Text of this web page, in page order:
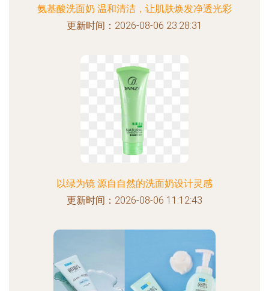
氨基酸洗面奶 温和清洁，让肌肤焕发净透光彩
更新时间：2026-08-06 23:28:31
以绿为镜 源自自然的洗面奶设计灵感
更新时间：2026-08-06 11:12:43